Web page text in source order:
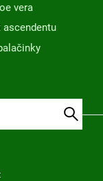
vera
ascendentu